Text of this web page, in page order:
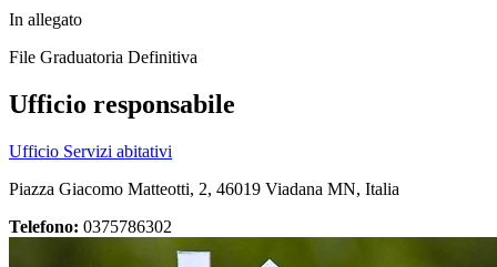
In allegato
File Graduatoria Definitiva
Ufficio responsabile
Ufficio Servizi abitativi
Piazza Giacomo Matteotti, 2, 46019 Viadana MN, Italia
Telefono: 0375786302